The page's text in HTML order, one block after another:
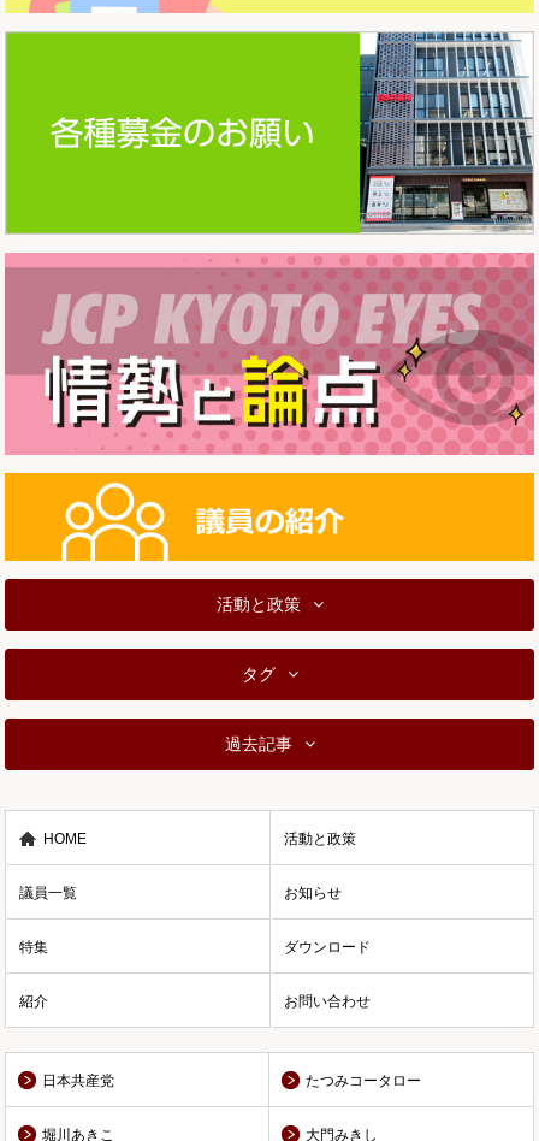
活動と政策
タグ
過去記事
HOME 活動と政策
議員一覧 お知らせ
特集 ダウンロード
紹介 お問い合わせ
日本共産党 たつみコータロー
堀川あきこ 大門みきし